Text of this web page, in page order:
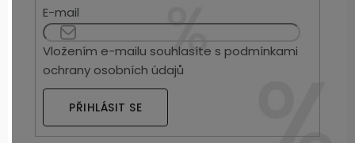
E-mail
Vložením e-mailu souhlasíte spodmínkami
ochrany osobních údajů
PŘIHLÁSIT SE